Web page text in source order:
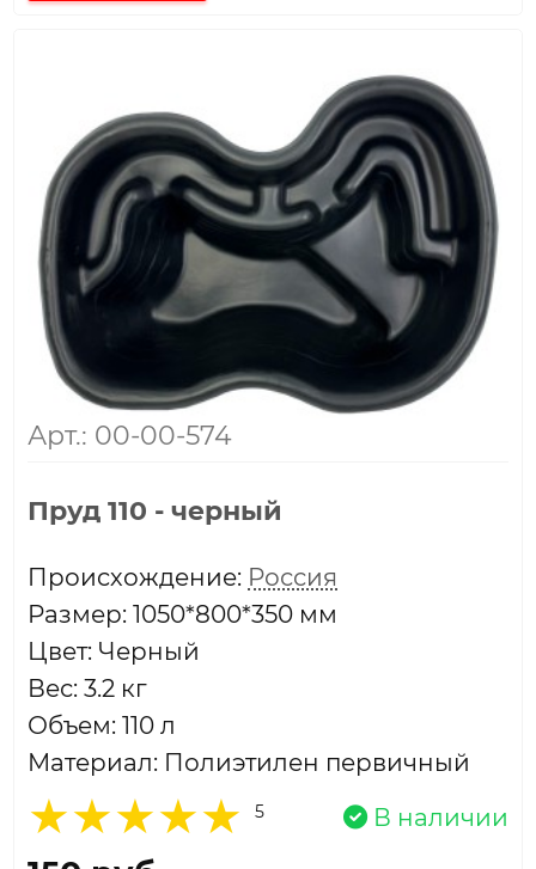
Арт.: 00-00-574
Пруд 110 - черный
Проиcхождение: Россия
Размер: 1050*800*350 мм
Цвет: Черный
Вес: 3.2 кг
Объем: 110 л
Материал: Полиэтилен первичный
5 В наличии